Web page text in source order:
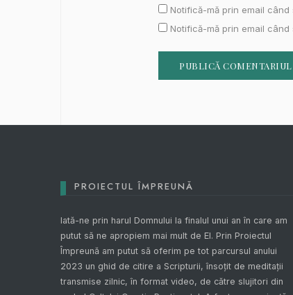
Notifică-mă prin email
Notifică-mă prin email
PROIECTUL ÎMPREUNĂ
Iată-ne prin harul Domnului la finalul unui an în care am
putut să ne apropiem mai mult de El. Prin Proiectul
Împreună am putut să oferim pe tot parcursul anului
2023 un ghid de citire a Scripturii, însoțit de meditații
transmise zilnic, în format video, de către slujitori din